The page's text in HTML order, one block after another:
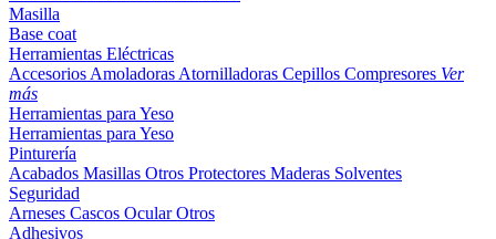
Masilla
Base coat
Herramientas Eléctricas
Accesorios Amoladoras Atornilladoras Cepillos Compresores Ver
más
Herramientas para Yeso
Herramientas para Yeso
Pinturería
Acabados Masillas Otros Protectores Maderas Solventes
Seguridad
Arneses Cascos OcularOtros
Adhesivos